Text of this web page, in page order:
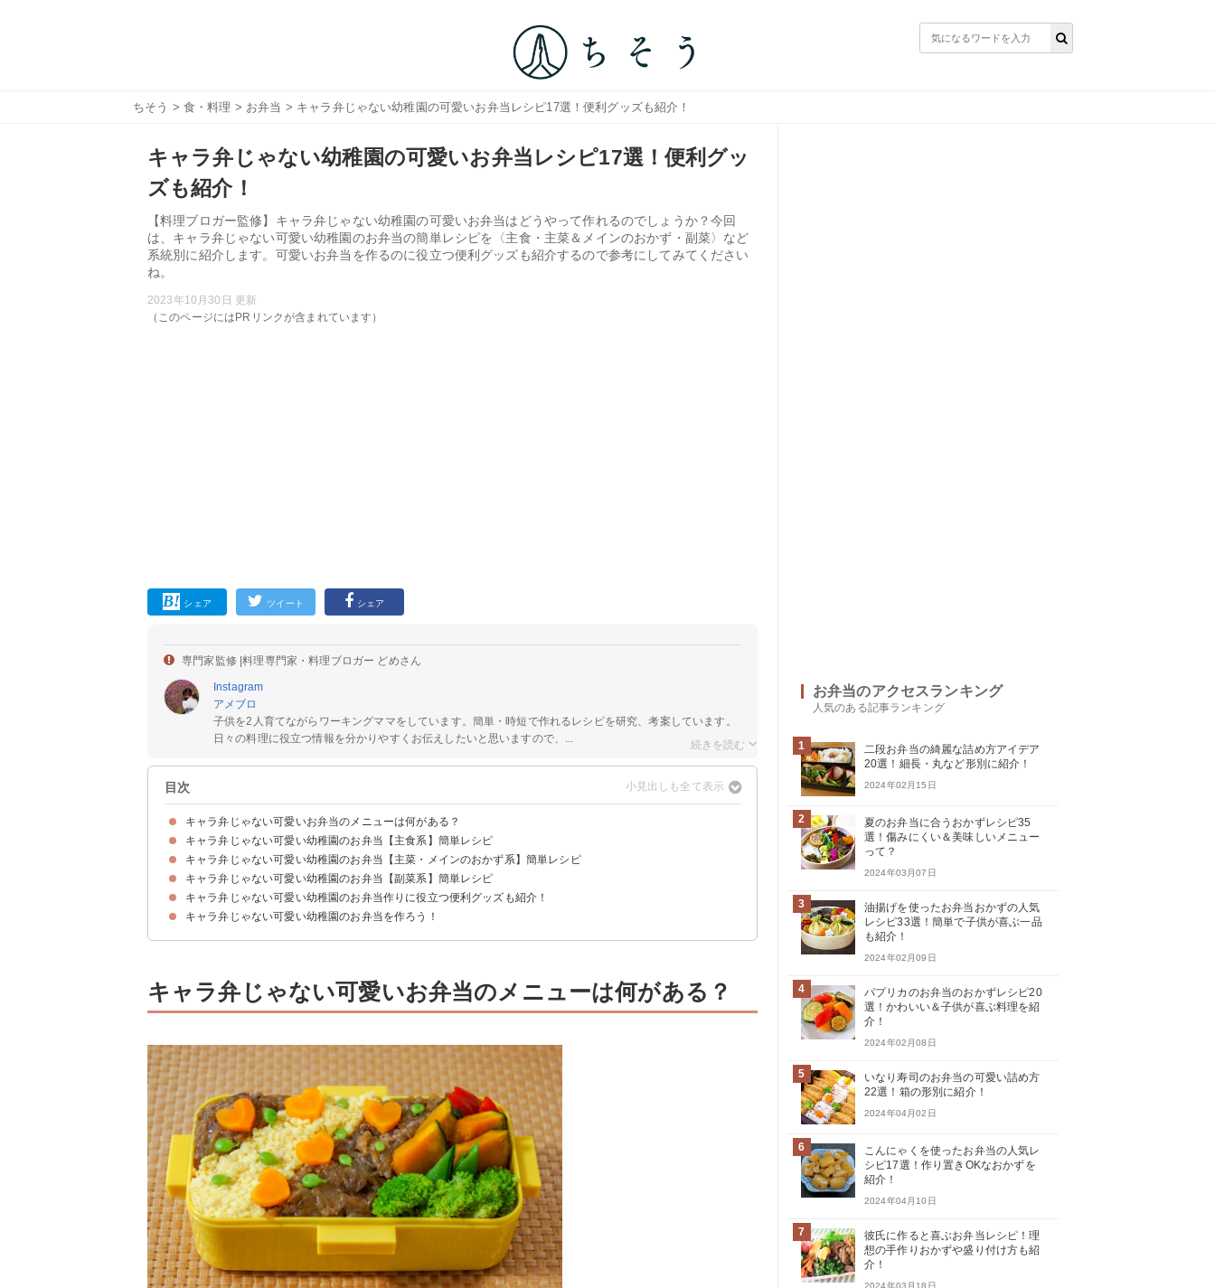
ちそう > 食・料理 > お弁当 > キャラ弁じゃない幼稚園の可愛いお弁当レシピ17選！便利グッズも紹介！
キャラ弁じゃない幼稚園の可愛いお弁当レシピ17選！便利グッ
ズも紹介！
【料理ブロガー監修】キャラ弁じゃない幼稚園の可愛いお弁当はどうやって作れるのでしょうか？今回
は、キャラ弁じゃない可愛い幼稚園のお弁当の簡単レシピを〈主食・主菜＆メインのおかず・副菜〉など
系統別に紹介します。可愛いお弁当を作るのに役立つ便利グッズも紹介するので参考にしてみてください
ね。
2023年10月30日 更新
（このページにはPRリンクが含まれています）
シェア ツイート シェア
専門家監修 |料理専門家・料理ブロガー どめさん
Instagram
アメブロ
子供を2人育てながらワーキングママをしています。簡単・時短で作れるレシピを研究、考案しています。
日々の料理に役立つ情報を分かりやすくお伝えしたいと思いますので、...
目次
キャラ弁じゃない可愛いお弁当のメニューは何がある？
キャラ弁じゃない可愛い幼稚園のお弁当【主食系】簡単レシピ
①鮭フレークのマカロンおにぎり
②ミニオムライス
③クルクルサンドウィッチ
④枝豆ととうもろこしの彩りおにぎり
⑤おにぎらず
⑥ポケットサンド
⑦たこ焼き風焼きおにぎり
キャラ弁じゃない可愛い幼稚園のお弁当【主菜・メインのおかず系】簡単レシピ
①プチトマトのミートボールサンド
②お花のウインナー
③ハートの卵焼き
④鮭とほうれん草のバター炒め
⑤ハムの花飾り
キャラ弁じゃない可愛い幼稚園のお弁当【副菜系】簡単レシピ
①きゅうりの飾り切り
②ミックスベジタブル
③ちくわのベーコン巻き
④かぼちゃのおやき
⑤魚肉ソーセージのチーズ巻き
キャラ弁じゃない可愛い幼稚園のお弁当作りに役立つ便利グッズも紹介！
①さんかくこにぎり（1,100円）
②どうぶつまきまき（220円）
③ウインナートリオ（288円）
キャラ弁じゃない可愛い幼稚園のお弁当を作ろう！
キャラ弁じゃない可愛いお弁当のメニューは何がある？
お弁当のアクセスランキング
人気のある記事ランキング
1
二段お弁当の綺麗な詰め方アイデア
20選！細長・丸など形別に紹介！
2024年02月15日
2
夏のお弁当に合うおかずレシピ35
選！傷みにくい＆美味しいメニュー
って？
2024年03月07日
3
油揚げを使ったお弁当おかずの人気
レシピ33選！簡単で子供が喜ぶ一品
も紹介！
2024年02月09日
4
パプリカのお弁当のおかずレシピ20
選！かわいい＆子供が喜ぶ料理を紹
介！
2024年02月08日
5
いなり寿司のお弁当の可愛い詰め方
22選！箱の形別に紹介！
2024年04月02日
6
こんにゃくを使ったお弁当の人気レ
シピ17選！作り置きOKなおかずを
紹介！
2024年04月10日
7
彼氏に作ると喜ぶお弁当レシピ！理
想の手作りおかずや盛り付け方も紹
介！
2024年03月18日